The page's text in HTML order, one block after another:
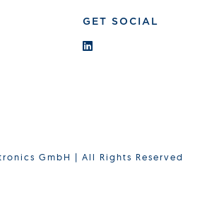
GET SOCIAL
GmbH | All Rights Reserved